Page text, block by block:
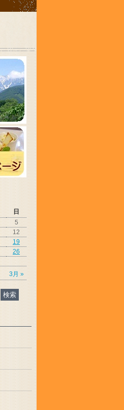
日
3月 »
5
12
19
26